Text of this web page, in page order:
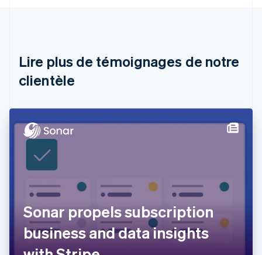
Lire plus de témoignages de notre
clientèle
Sonar propels subscription
business and data insights
Brésil
PortuguêsEnglish
Bulgarie
Chine continentale
简体中文 English
Chypre
English
Croatie
EnglishItaliano
Danemark
English
Émirats arabes unis
English
Espagne